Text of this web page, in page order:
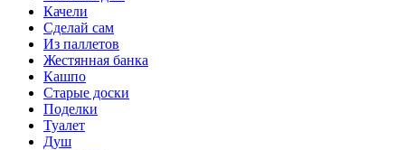
Качели
Сделай сам
Из паллетов
Жестянная банка
Кашпо
Старые доски
Поделки
Туалет
Душ